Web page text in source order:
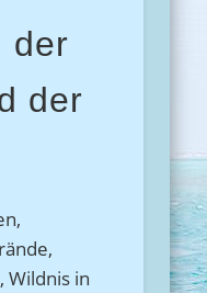
der
der
Wildnis in